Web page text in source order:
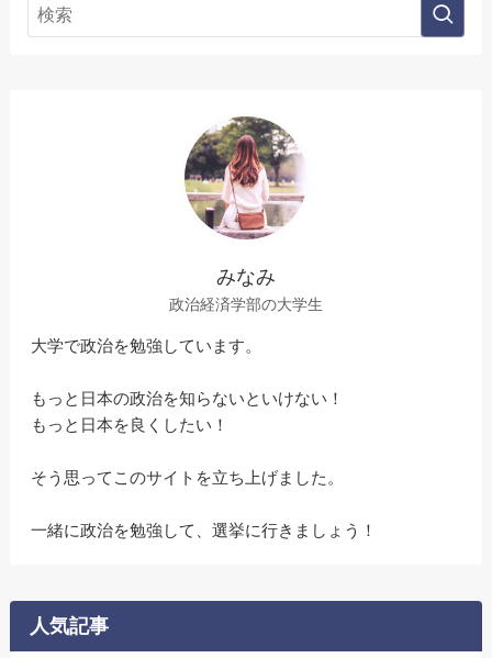
みなみ
政治経済学部の大学生
大学で政治を勉強しています。
もっと日本の政治を知らないといけない！
もっと日本を良くしたい！
そう思ってこのサイトを立ち上げました。
一緒に政治を勉強して、選挙に行きましょう！
人気記事